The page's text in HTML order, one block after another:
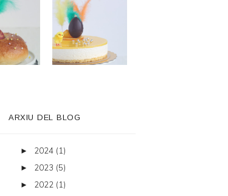
ARXIU DEL BLOG
► 2024 (1)
► 2023 (5)
► 2022 (1)